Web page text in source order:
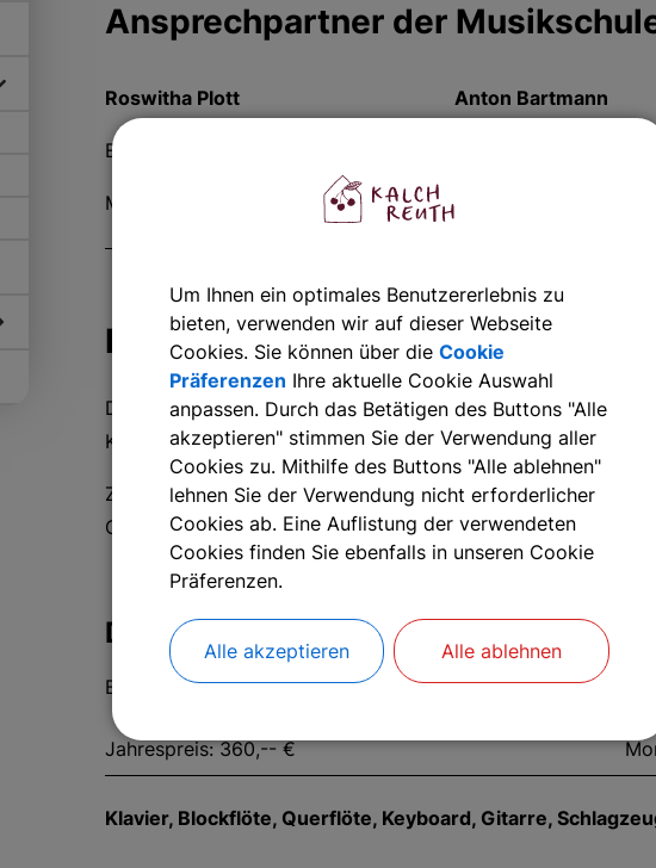
Ansprechpartner der
Roswitha Plott
Email:
Mobil: 0151/28845943
Anton Bartmann
Musikkurse an der Grundschule
Die Musikkurse an der Grundschule Kalchreuth bestehen
Kindern und Jugendlichen aus Kalchreuth ortsnah eine
Zur Zeit wird Unterricht in Blockflöte, Klavier, Keyboard,
Gitarre, Percussion und "Spielen mit Orffinstrumenten"
Das kostet der Unterricht:
Blockflöten / Orffkurs / Percussion (Gruppenunterricht mind.
Jahrespreis: 360,-- €
Klavier, Blockflöte, Querflöte, Keyboard, Gitarre,
Um Ihnen ein optimales Benutzererlebnis zu
bieten, verwenden wir auf dieser Webseite
Cookies. Sie können über die Cookie
Präferenzen Ihre aktuelle Cookie Auswahl
anpassen. Durch das Betätigen des Buttons "Alle
akzeptieren" stimmen Sie der Verwendung aller
Cookies zu. Mithilfe des Buttons "Alle ablehnen"
lehnen Sie der Verwendung nicht erforderlicher
Cookies ab. Eine Auflistung der verwendeten
Cookies finden Sie ebenfalls in unseren Cookie
Präferenzen.
Alle akzeptieren Alle ablehnen